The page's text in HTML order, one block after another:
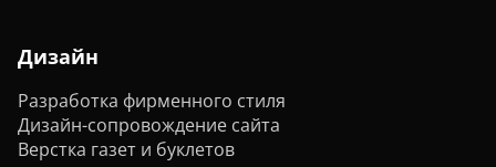
Дизайн
Разработка фирменного стиля
Дизайн-сопровождение сайта
Верстка газет и буклетов